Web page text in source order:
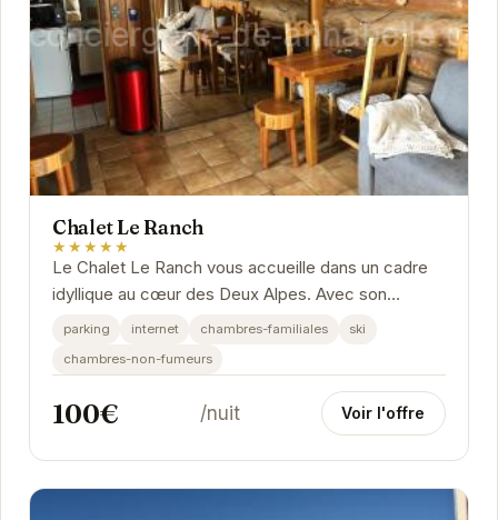
Chalet Le Ranch
★★★★★
Le Chalet Le Ranch vous accueille dans un cadre
idyllique au cœur des Deux Alpes. Avec son
ambiance chaleureuse et ses prestations de
parking internet chambres-familiales
ski
chambres-non-fumeurs
100€ /nuit Voir l'offre